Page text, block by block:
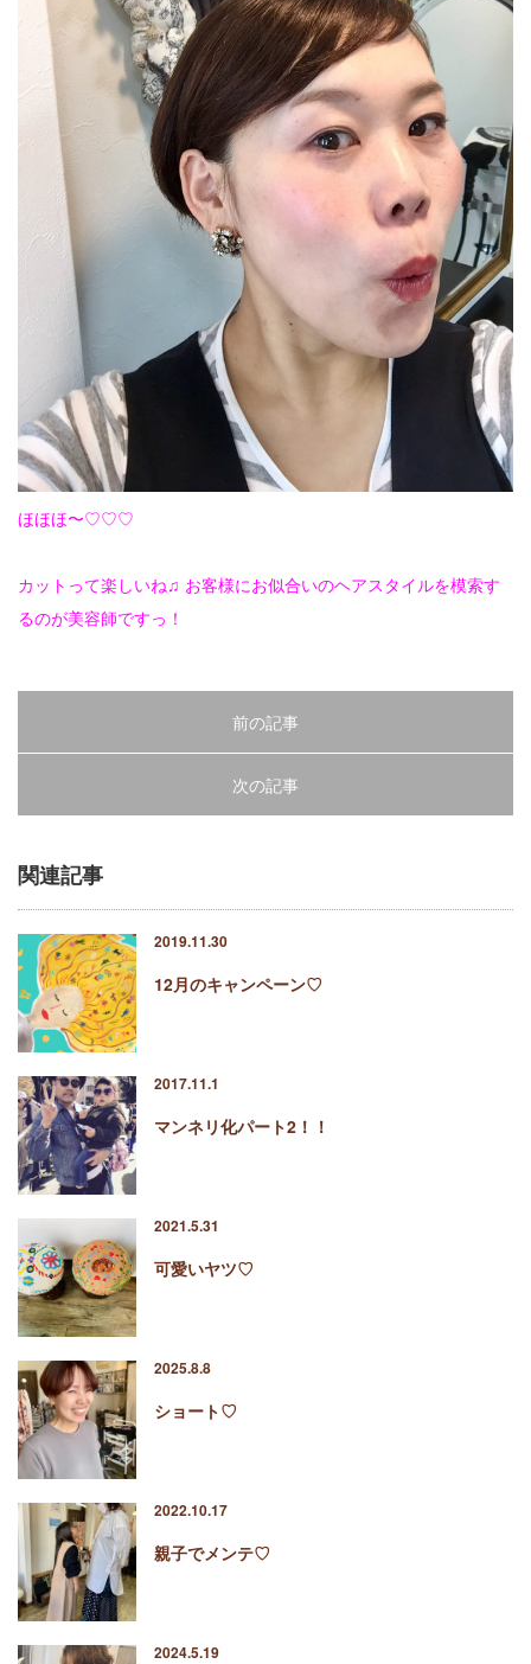
ほほほ〜♡♡♡
カットって楽しいね♫ お客様にお似合いのヘアスタイルを模索す
るのが美容師ですっ！
前の記事
次の記事
関連記事
2019.11.30
12月のキャンペーン♡
2017.11.1
マンネリ化パート2！！
2021.5.31
可愛いヤツ♡
2025.8.8
ショート♡
2022.10.17
親子でメンテ♡
2024.5.19